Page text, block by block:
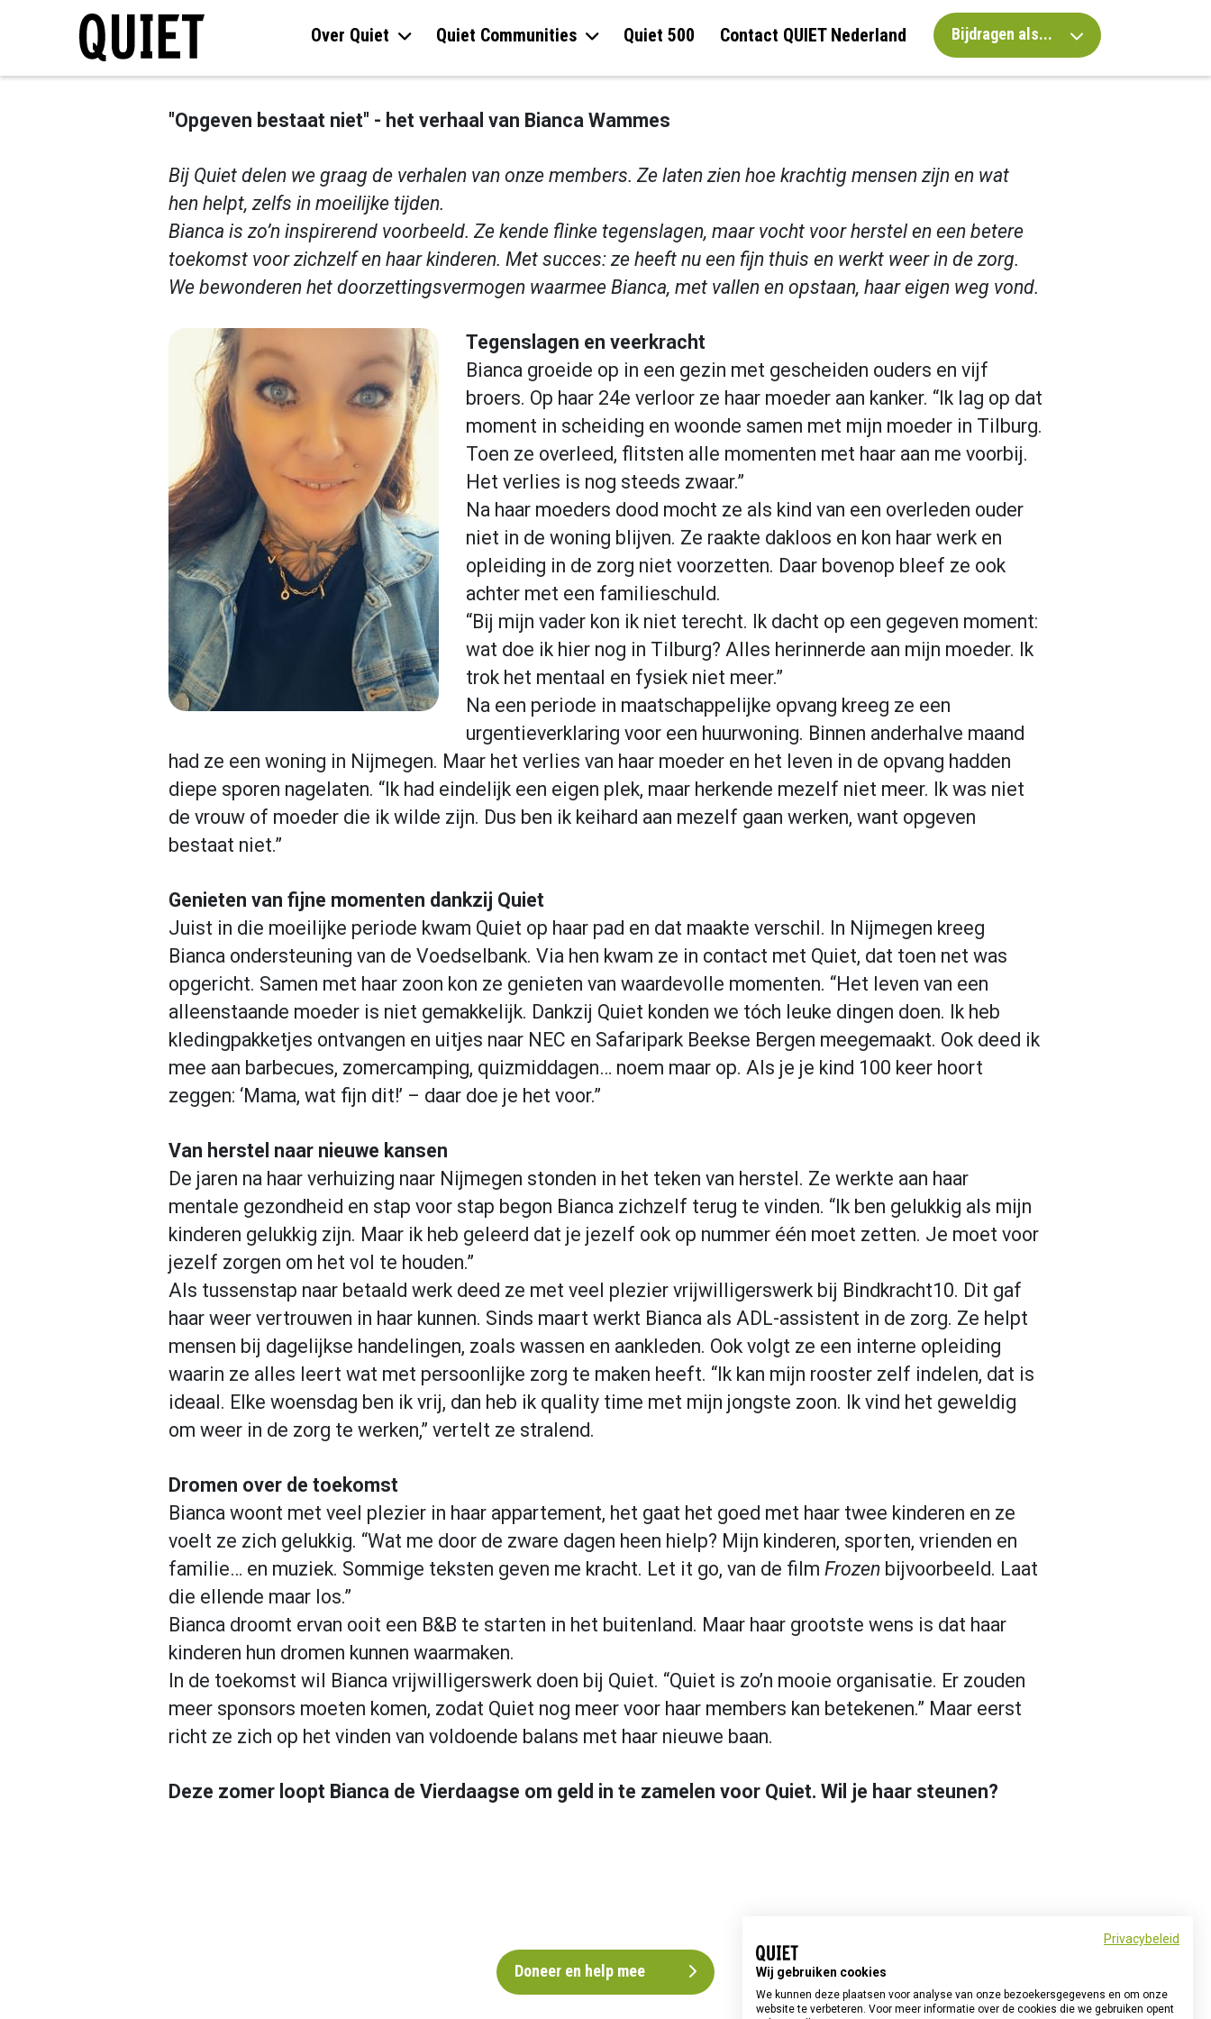
Over Quiet Quiet Communities Quiet 500 Contact QUIET Nederland Bijdragen als...
"Opgeven bestaat niet" - het verhaal van Bianca Wammes
Bij Quiet delen we graag de verhalen van onze members. Ze laten zien hoe krachtig mensen zijn en wat
hen helpt, zelfs in moeilijke tijden.
Bianca is zo’n inspirerend voorbeeld. Ze kende flinke tegenslagen, maar vocht voor herstel en een betere
toekomst voor zichzelf en haar kinderen. Met succes: ze heeft nu een fijn thuis en werkt weer in de zorg.
We bewonderen het doorzettingsvermogen waarmee Bianca, met vallen en opstaan, haar eigen weg vond.
Tegenslagen en veerkracht
Bianca groeide op in een gezin met gescheiden ouders en vijf
broers. Op haar 24e verloor ze haar moeder aan kanker. “Ik lag op dat
moment in scheiding en woonde samen met mijn moeder in Tilburg.
Toen ze overleed, flitsten alle momenten met haar aan me voorbij.
Het verlies is nog steeds zwaar.”
Na haar moeders dood mocht ze als kind van een overleden ouder
niet in de woning blijven. Ze raakte dakloos en kon haar werk en
opleiding in de zorg niet voorzetten. Daar bovenop bleef ze ook
achter met een familieschuld.
“Bij mijn vader kon ik niet terecht. Ik dacht op een gegeven moment:
wat doe ik hier nog in Tilburg? Alles herinnerde aan mijn moeder. Ik
trok het mentaal en fysiek niet meer.”
Na een periode in maatschappelijke opvang kreeg ze een
urgentieverklaring voor een huurwoning. Binnen anderhalve maand
had ze een woning in Nijmegen. Maar het verlies van haar moeder en het leven in de opvang hadden
diepe sporen nagelaten. “Ik had eindelijk een eigen plek, maar herkende mezelf niet meer. Ik was niet
de vrouw of moeder die ik wilde zijn. Dus ben ik keihard aan mezelf gaan werken, want opgeven
bestaat niet.”
Genieten van fijne momenten dankzij Quiet
Juist in die moeilijke periode kwam Quiet op haar pad en dat maakte verschil. In Nijmegen kreeg
Bianca ondersteuning van de Voedselbank. Via hen kwam ze in contact met Quiet, dat toen net was
opgericht. Samen met haar zoon kon ze genieten van waardevolle momenten. “Het leven van een
alleenstaande moeder is niet gemakkelijk. Dankzij Quiet konden we tóch leuke dingen doen. Ik heb
kledingpakketjes ontvangen en uitjes naar NEC en Safaripark Beekse Bergen meegemaakt. Ook deed ik
mee aan barbecues, zomercamping, quizmiddagen… noem maar op. Als je je kind 100 keer hoort
zeggen: ‘Mama, wat fijn dit!’ – daar doe je het voor.”
Van herstel naar nieuwe kansen
De jaren na haar verhuizing naar Nijmegen stonden in het teken van herstel. Ze werkte aan haar
mentale gezondheid en stap voor stap begon Bianca zichzelf terug te vinden. “Ik ben gelukkig als mijn
kinderen gelukkig zijn. Maar ik heb geleerd dat je jezelf ook op nummer één moet zetten. Je moet voor
jezelf zorgen om het vol te houden.”
Als tussenstap naar betaald werk deed ze met veel plezier vrijwilligerswerk bij Bindkracht10. Dit gaf
haar weer vertrouwen in haar kunnen. Sinds maart werkt Bianca als ADL-assistent in de zorg. Ze helpt
mensen bij dagelijkse handelingen, zoals wassen en aankleden. Ook volgt ze een interne opleiding
waarin ze alles leert wat met persoonlijke zorg te maken heeft. “Ik kan mijn rooster zelf indelen, dat is
ideaal. Elke woensdag ben ik vrij, dan heb ik quality time met mijn jongste zoon. Ik vind het geweldig
om weer in de zorg te werken,” vertelt ze stralend.
Dromen over de toekomst
Bianca woont met veel plezier in haar appartement, het gaat het goed met haar twee kinderen en ze
voelt ze zich gelukkig. “Wat me door de zware dagen heen hielp? Mijn kinderen, sporten, vrienden en
familie… en muziek. Sommige teksten geven me kracht. Let it go, van de film Frozenbijvoorbeeld. Laat
die ellende maar los.”
Bianca droomt ervan ooit een B&B te starten in het buitenland. Maar haar grootste wens is dat haar
kinderen hun dromen kunnen waarmaken.
In de toekomst wil Bianca vrijwilligerswerk doen bij Quiet. “Quiet is zo’n mooie organisatie. Er zouden
meer sponsors moeten komen, zodat Quiet nog meer voor haar members kan betekenen.” Maar eerst
richt ze zich op het vinden van voldoende balans met haar nieuwe baan.
Deze zomer loopt Bianca de Vierdaagse om geld in te zamelen voor Quiet. Wil je haar steunen?
Doneer en help mee
Privacybeleid
Wij gebruiken cookies
We kunnen deze plaatsen voor analyse van onze bezoekersgegevens en om onze
website te verbeteren. Voor meer informatie over de cookies die we gebruiken opent